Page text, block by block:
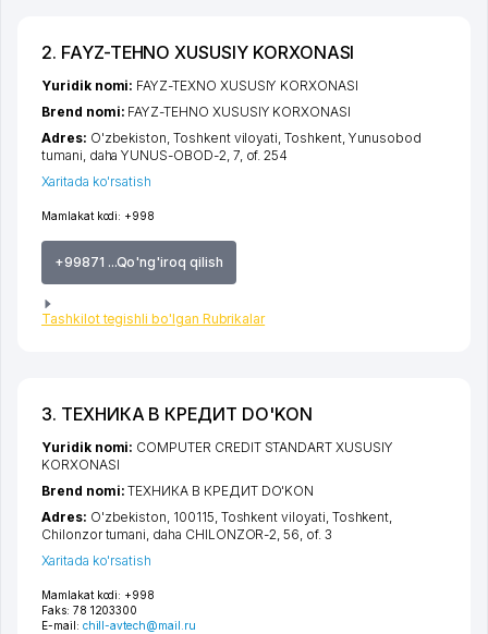
2. FAYZ-TEHNO XUSUSIY KORXONASI
Mamlakat kodi: +998
+99871 ...Qo'ng'iroq qilish
Tashkilot tegishli bo'lgan Rubrikalar
Yuridik nomi: FAYZ-TEXNO XUSUSIY KORXONASI
Brend nomi: FAYZ-TEHNO XUSUSIY KORXONASI
Adres: O'zbekiston,Toshkent viloyati,Toshkent, Yunusobod
tumani, daha YUNUS-OBOD-2, 7, of. 254
Xaritada ko'rsatish
3. ТЕХНИКА В КРЕДИТ DO'KON
Mamlakat kodi: +998
Faks: 78 1203300
E-mail: chill-avtech@mail.ru
Yuridik nomi: COMPUTER CREDIT STANDART XUSUSIY
KORXONASI
Brend nomi:ТЕХНИКА В КРЕДИТ DO'KON
Adres: O'zbekiston, 100115, Toshkent viloyati, Toshkent,
Chilonzor tumani, daha CHILONZOR-2, 56, of. 3
Xaritada ko'rsatish